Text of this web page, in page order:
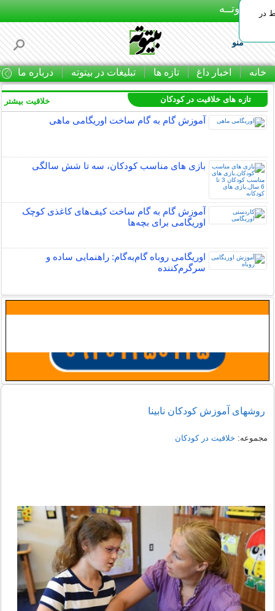
بـیتوتــه
منو
خانه اخبار داغ تازه ها تبلیغات در بیتوته درباره ما
در
تازه های خلاقیت در کودکان
آموزش گام به گام ساخت اوریگامی ماهی
بازی های مناسب کودکان، سه تا شش سالگی
آموزش گام به گام ساخت کیف‌های کاغذی کوچک
اوریگامی برای بچه‌ها
اوریگامی روباه گام‌به‌گام: راهنمایی ساده و
سرگرم‌کننده
خلاقیت بیشتر
روشهای آموزش کودکان نابینا
مجموعه: خلاقیت در کودکان